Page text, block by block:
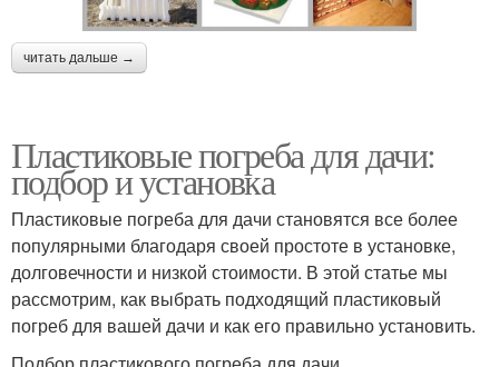
читать дальше →
Пластиковые погреба для дачи:
подбор и установка
Пластиковые погреба для дачи становятся все более
популярными благодаря своей простоте в установке,
долговечности и низкой стоимости. В этой статье мы
рассмотрим, как выбрать подходящий пластиковый
погреб для вашей дачи и как его правильно установить.